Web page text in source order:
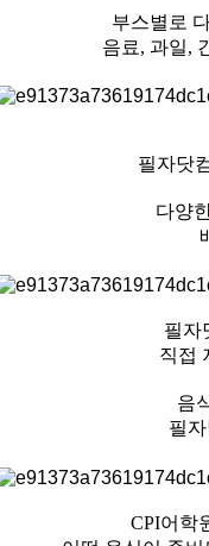
부스별로
음료, 과일,
필자닷
다양
필자
직접
음
필
CPI어학